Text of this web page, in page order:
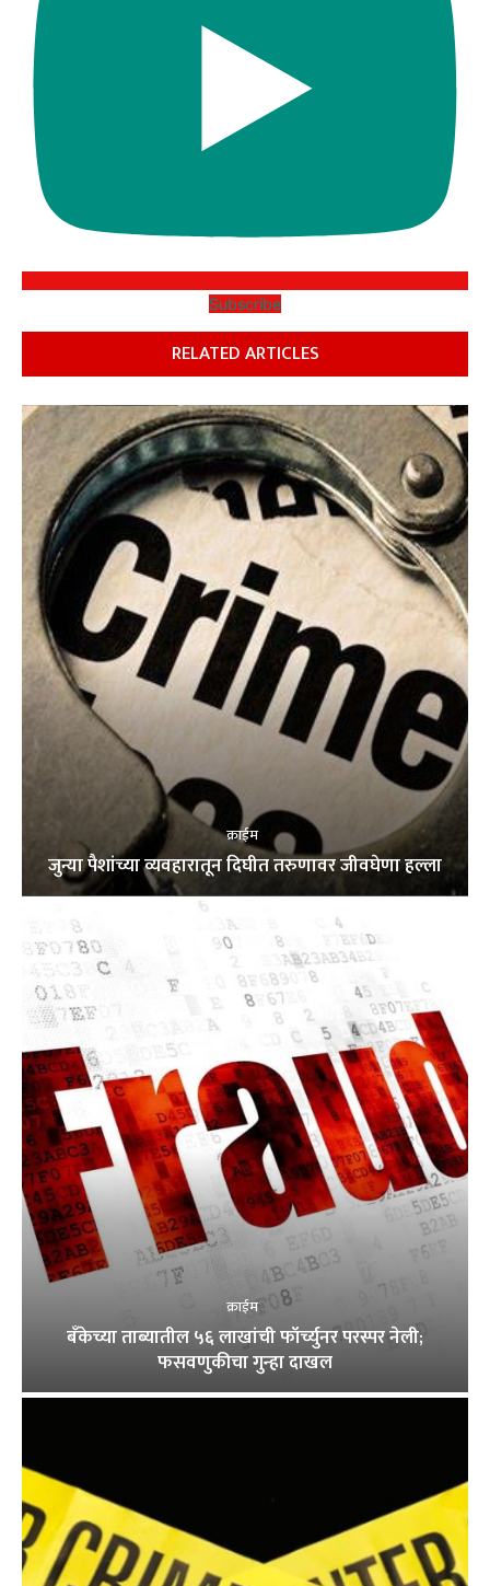
Subscribe
RELATED ARTICLES
क्राईम
जुन्या पैशांच्या व्यवहारातून दिघीत तरुणावर जीवघेणा हल्ला
क्राईम
बँकेच्या ताब्यातील ५६ लाखांची फॉर्च्युनर परस्पर नेली;
फसवणुकीचा गुन्हा दाखल